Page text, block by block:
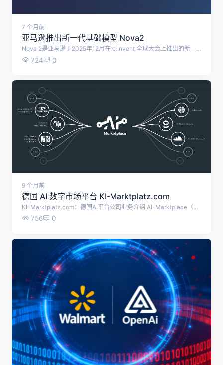
7 个月前
亚马逊推出新一代基础模型 Nova2
Nova 2是亚马逊于2025年12月在re:Invent 全球大会上推出的新一代基础模型家族，共包含4款模型，均需通过Amazon Bedrock平台使用，兼顾行业领先的性价比与多场景适配性，具体介绍如下 ： 1. Nova 2 Lite： 主打快速、高性价比的日常推理任务，可处理文本、图像和视频输入并生成文本。能通过调节“思考”深度平衡智能、速度与成本，适合客服聊天机器人、文档处理等场景。在基准测试中，它对标Claude Haiku 4.5、GPT - 5 Mini等模型，多数项目表现持平或更优。 2. Nova 2 Pro（预览版）： 是该家族中智能度最高的推理模型，可处理文本、图像、视频和语音输入并生成文本。适配代理编码、长期规划等复杂任务，还能作为“教师模型”向小型模型传递能力，在与Claude Sonnet 4.5、Gemini 2.5 Pro等主流模型的对比中，多项基准测试表现出色。 3. Nova 2 Sonic： 专注端到端语音交互的模型，能实现类人化实时对话。它支持多语言与丰富音色，拥有100万token上下文窗口，可支撑长时交互，还能与Amazon Connect等语音服务、对话框架无缝集成，适配客服、AI助手等语音场景。 4. Nova 2 Omni： 业内首款统一多模态推理与生成模型，可处理文本、图像等多种输入，还能同时生成文本和图像。它能一次性处理海量多格式内容，比如数百页文档、数小时音频等，适合营销素材一站式制作等需要整合多类信息的场景。 这4款模型均具备100万token上下文窗口，且内置网页查找和代码执行能力，能保障回答的时效性与实用性 。
724 0
9 个月前
德国 AI 数字市场平台 KI-Marktplatz.com
KI-Marktplatz.com：德国AI平台公司业务介绍 AI-Marktplace（也称为KI-Marktplatz）是一家德国AI平台公司，总部位于德国（与帕德博恩大学和弗劳恩霍夫研究所等机构紧密合作），专注于为工程领域的产品开发者和团队提供定制化的AI解决方案。该平台于2020年代初推出（由联邦经济和能源部BMWk资助的“AI作为生态系统驱动者”竞赛项目），旨在通过生成式AI（GenAI）加速工业创新，帮助企业从产品构想到市场推出的全过程实现效率提升、开发时间缩短和成本降低。公司将前沿研究与实用工程经验相结合，强调无缝集成AI到现有IT系统中，避免业务中断。 业务模式 AI-Marktplatz.com 采用数字市场平台模式，连接AI解决方案提供商、专家和用户。核心是通过咨询、实施和合作伙伴生态变现： 收入来源：定制咨询服务、PoC（概念验证）开发、部署支持，以及市场交易（如AI模型和技术授权）。 价值主张：端到端支持，从用例识别到规模化部署，通常在4周内从idea到PoC，帮助企业自动化例行任务、标准化设计并提升创新潜力。 主要服务 平台的服务分为三个阶段，覆盖工程全生命周期： 用例识别（Use Case Identification）：系统分析过程痛点，提供AI专家访问和个性化推荐，帮助企业识别KI应用机会（如需求工程中提升50%生产力）。 用例实施（Use Case Implementation）：快速开发和测试PoC，验证AI益处并降低风险，聚焦于机械、电子、软件和系统建模。 用例 rollout（Use Case Rollout）：无缝扩展和集成AI解决方案到现有系统中，支持产品生命周期管理（PLM），如变体管理和追溯性搜索。 其他扩展服务包括： AI在需求工程中的应用（生成规格文档）。 聊天助手辅助系统工程。 生成式AI在机械设计（标准化零件）、电子（SPS代码生成）和软件开发中的集成。 目标受众 主要针对工业工程团队和产品开发者，包括制造业、汽车、机械和电子行业企业（如Claas、Hella Gutmann、Diebold Nixdorf）。适合希望通过AI自动化设计、减少制造成本并加速市场引入的中型企业。 关键平台功能 AI市场：汇集AI模型、技术、基础设施和用例库，支持云端（如领先云提供商）或本地部署。 技术栈：基于客户需求选择基础模型、GenAI框架（如最新生成技术），并集成IDS（International Data Spaces）参考架构，确保数据安全和主权。 创新支持：访问研究网络，保持趋势前沿；覆盖领域包括系统建模、学科特定开发和PLM优化。 独特卖点：工业级AI集成（非通用工具），强调安全、效率和可扩展性；通过网络连接研究（如帕德博恩大学HNI）和行业实践。 合作伙伴与独特优势 合作伙伴：与研究机构（如帕德博恩大学HNI、弗劳恩霍夫IEM、ITS-OWL）和行业协会（如prostep ivip、KI Bundesverband、International Data Spaces Association）紧密合作。实际案例包括Westaflex、Übermetrics Technologies等企业的AI集成。 背书：获得acatech成员Prof. Dr.-Ing. Jürgen Gausemeier、KI Bundesverband的Vanessa Cann等专家认可，突出平台的可靠性和创新性。 独特优势：结合学术研究与企业实践，提供“即插即用”AI解决方案；强调数据主权（通过IDS），适合对隐私敏感的德国工业。 整体使命 KI-Marktplatz.com 的使命是为产品开发者提供工业适用的AI工具，解锁生成式AI在工程中的潜力。通过加速开发、提升产能和降低风险，帮助企业更快地将创新推向市场，最终推动德国工业的数字化转型。
756 0